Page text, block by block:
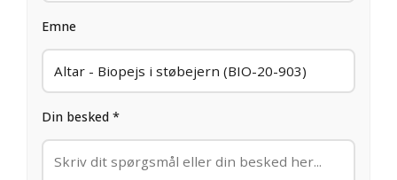
Emne
Din besked *